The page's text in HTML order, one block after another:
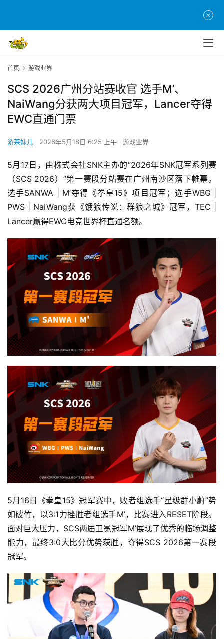
首页 游戏业界
SCS 2026广州分站赛收官 选手M’、
NaiWang分获两大项目冠军，Lancer夺得
EWC直通门票
游茶妹儿 2026年5月18日 6:25 上午 游戏业界
5月17日，由株式会社SNK主办的“2026年SNK冠军系列赛
（SCS 2026）”第一赛段分站赛在广州南沙区落下帷幕。
选手SANWA | M’夺得《拳皇15》项目冠军；选手WBG |
PWS | NaiWang获《饿狼传说：群狼之城》冠军，TEC |
Lancer赢得EWC电竞世界杯直通名额。
5月16日《拳皇15》冠军赛中，败者组选手“星级群小蔚”势
如破竹，以3:1力挫胜者组选手M’，比赛进入RESET阶段。
面对巨大压力，SCS两届卫冕冠军M’展现了优秀的临场调整
能力，最终3:0大比分优势获胜，夺得SCS 2026第一赛段
冠军。